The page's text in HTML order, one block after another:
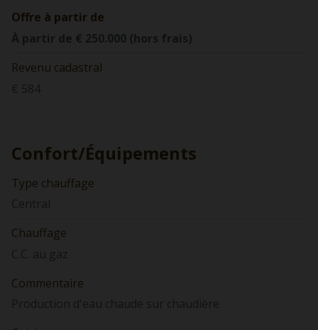
Offre à partir de
À partir de € 250.000 (hors frais)
Revenu cadastral
€ 584
Confort/Équipements
Type chauffage
Central
Chauffage
C.C. au gaz
Commentaire
Production d'eau chaude sur chaudière